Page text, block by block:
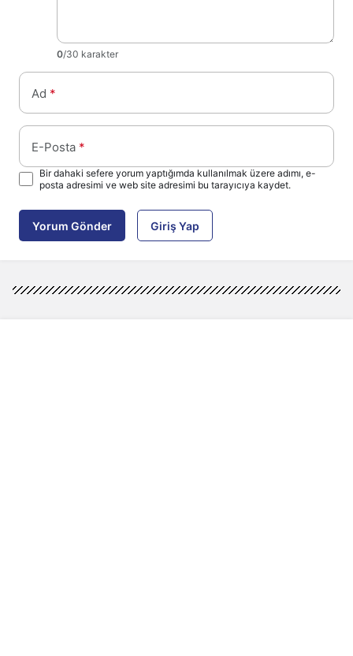
0/30 karakter
Ad *
E-Posta *
Bir dahaki sefere yorum yaptığımda kullanılmak üzere adımı, e-
posta adresimi ve web site adresimi bu tarayıcıya kaydet.
Yorum Gönder Giriş Yap